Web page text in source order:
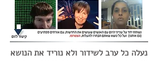
נעלה כל ערב לשידור ולא נוריד את הנושא